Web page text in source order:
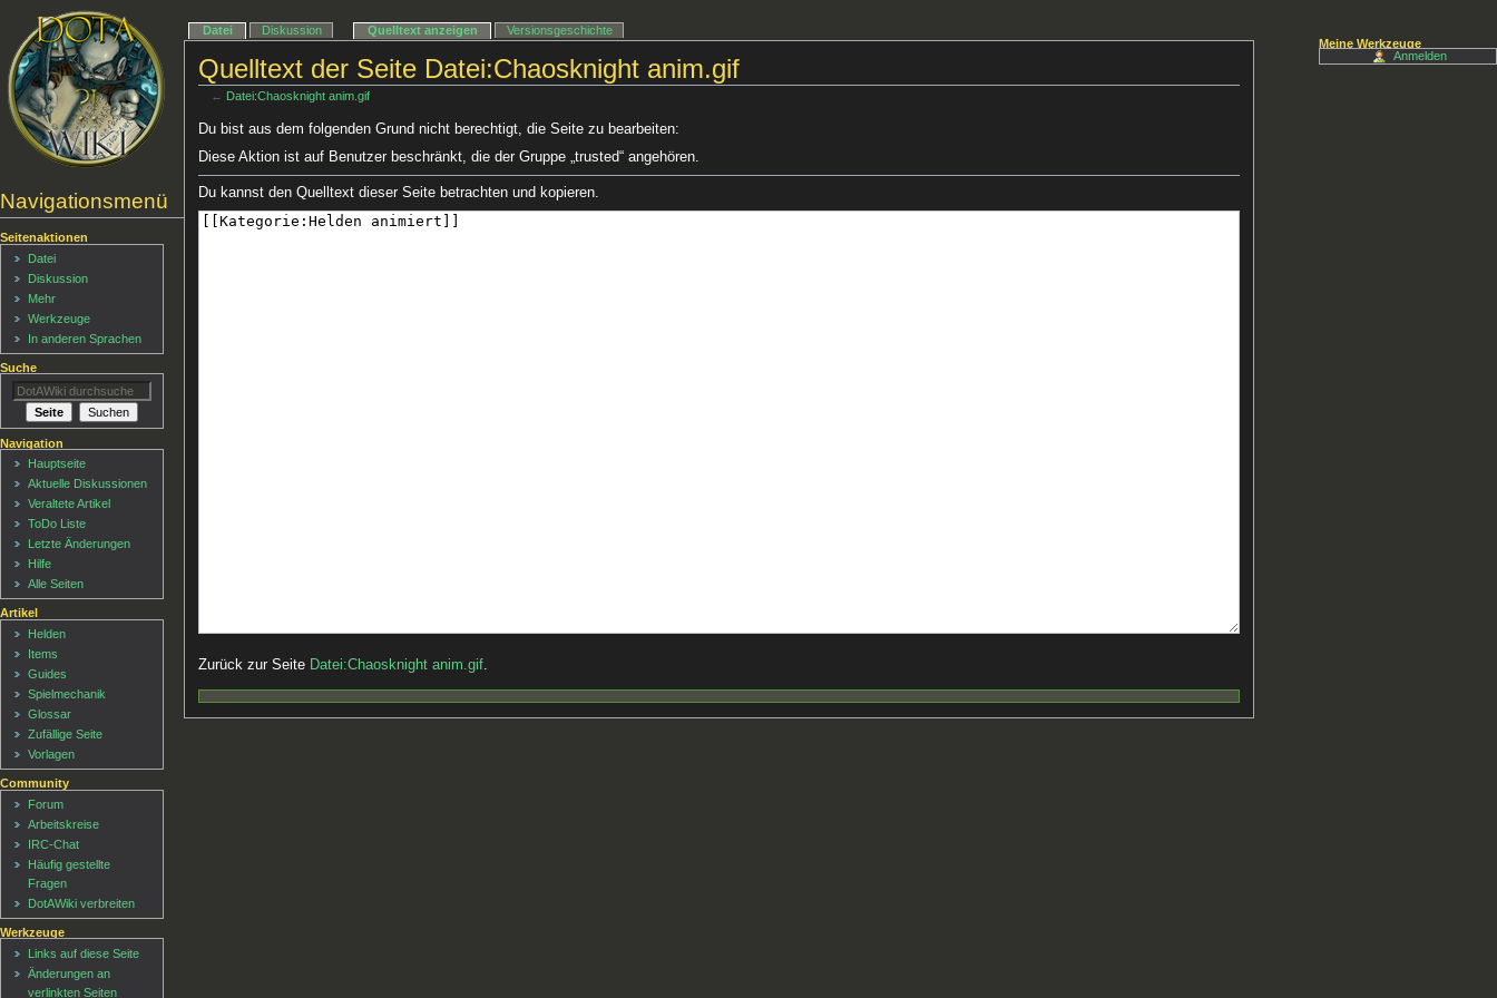
Quelltext der Seite Datei:Chaosknight anim.gif
← Datei:Chaosknight anim.gif
Du bist aus dem folgenden Grund nicht berechtigt, die Seite zu bearbeiten:
Diese Aktion ist auf Benutzer beschränkt, die der Gruppe „trusted“ angehören.
Du kannst den Quelltext dieser Seite betrachten und kopieren.
Zurück zur Seite Datei:Chaosknight anim.gif
Navigationsmenü
Datei Diskussion Quelltext anzeigen Versionsgeschichte
Seitenaktionen
Datei
Diskussion
Mehr
Werkzeuge
In anderen Sprachen
Meine Werkzeuge
Anmelden
Suche
Navigation
Hauptseite
Aktuelle Diskussionen
Veraltete Artikel
ToDo Liste
Letzte Änderungen
Hilfe
Alle Seiten
Artikel
Helden
Items
Guides
Spielmechanik
Glossar
Zufällige Seite
Vorlagen
Community
Forum
Arbeitskreise
IRC-Chat
Häufig gestellte
Fragen
DotAWiki verbreiten
Werkzeuge
Links auf diese Seite
Änderungen an
verlinkten Seiten